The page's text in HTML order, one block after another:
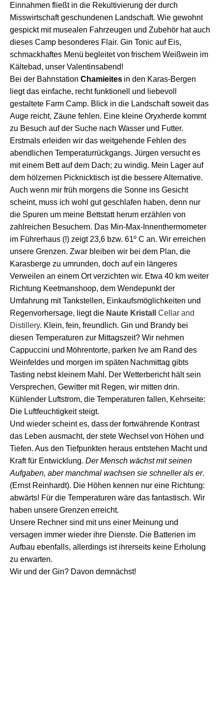
Einnahmen fließt in die Rekultivierung der durch
Misswirtschaft geschundenen Landschaft. Wie gewohnt
gespickt mit musealen Fahrzeugen und Zubehör hat auch
dieses Camp besonderes Flair. Gin Tonic auf Eis,
schmackhaftes Menü begleitet von frischem Weißwein im
Kältebad, unser Valentinsabend!
Bei der Bahnstation Chamieites in den Karas-Bergen
liegt das einfache, recht funktionell und liebevoll
gestaltete Farm Camp. Blick in die Landschaft soweit das
Auge reicht, Zäune fehlen. Eine kleine Oryxherde kommt
zu Besuch auf der Suche nach Wasser und Futter.
Erstmals erleiden wir das weitgehende Fehlen des
abendlichen Temperaturrückgangs. Jürgen versucht es
miteinem Bett auf dem Dach; zu windig. Mein Lager auf
dem hölzernen Picknicktisch ist die bessere Alternative.
Auch wenn mir früh morgens die Sonne ins Gesicht
scheint, muss ich wohl gut geschlafen haben, denn nur
die Spuren um meine Bettstatt herum erzählen von
zahlreichen Besuchern. Das Min-Max- Innenthermometer
im Führerhaus (!) zeigt 23,6 bzw. 61º C an. Wir erreichen
unsere Grenzen. Zwar bleiben wir bei dem Plan, die
Karasberge zu umrunden, doch aufein längeres
Verweilen an einem Ortverzichten wir. Etwa 40 km weiter
Richtung Keetmanshoop, dem Wendepunkt der
Umfahrung mit Tankstellen, Einkaufsmöglichkeiten und
Regenvorhersage, liegtdie Naute Kristall
Cellar and
Distillery. Klein, fein, freundlich. Gin und Brandy bei
diesen Temperaturen zur Mittagszeit? Wir nehmen
Cappuccini und Möhrentorte, parken Ive am Rand des
Weinfeldes und morgen im späten Nachmittag gibts
Tasting nebstkleinem Mahl. Der Wetterbericht hält sein
Versprechen, Gewitter mit Regen, wir mitten drin.
Kühlender Luftstrom, die Temperaturen fallen, Kehrseite:
Die Luftfeuchtigkeitsteigt.
Und wieder scheint es, dassder fortwährende Kontrast
das Leben ausmacht, der stete Wechsel von Höhen und
Tiefen. Aus den Tiefpunkten heraus entstehen Macht und
Kraft für Entwicklung. Der Mensch wächst mit seinen
Aufgaben, aber manchmal wachsen sie schneller als er.
(Ernst Reinhardt). Die Höhen kennen nur eine Richtung:
abwärts! Für die Temperaturen wäre das fantastisch. Wir
haben unsereGrenzen erreicht.
Unsere Rechner sind mit uns einer Meinung und
versagen immer wieder ihre Dienste. Die Batterien im
Aufbau ebenfalls, allerdings ist ihrerseits keine Erholung
zu erwarten.
Wir und der Gin? Davon demnächst!